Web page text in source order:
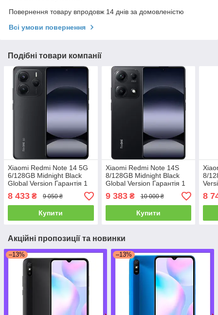
Повернення товару впродовж 14 днів за домовленістю
Всі умови повернення
Подібні товари компанії
Xiaomi Redmi Note 14 5G
6/128GB Midnight Black
Global Version Гарантія 1
8 433 ₴ 9 050 ₴
Купити
Xiaomi Redmi Note 14S
8/128GB Midnight Black
Global Version Гарантія 1
рік (*CPA -3% Знижка)_L
9 383₴ 10 000 ₴
Купити
8/
8
Акційні пропозиції та новинки
–13% –13%